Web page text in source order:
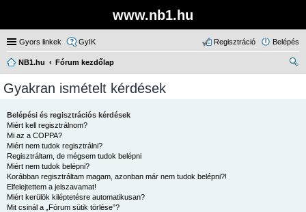
www.nb1.hu
Gyors linkek GyIK Belépés
Regisztráció
NB1.hu
Fórum kezdőlap
Gyakran ismételt kérdések
Belépési és regisztrációs kérdések
Miért kell regisztrálnom?
Mi az a COPPA?
Miért nem tudok regisztrálni?
Regisztráltam, de mégsem tudok belépni
Miért nem tudok belépni?
Korábban regisztráltam magam, azonban már nem tudok belépni?!
Elfelejtettem a jelszavamat!
Miért kerülök kiléptetésre automatikusan?
Mit csinál a „Fórum sütik törlése”?